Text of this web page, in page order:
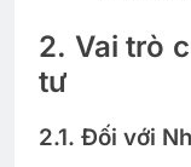
2. Vai trò
tư
2.1. Đối với